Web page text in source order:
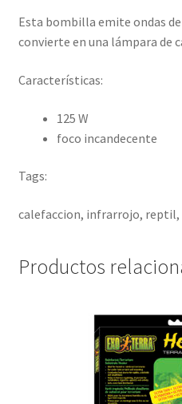
Esta bombilla emite ondas
convierte en una lámpara de
Características:
125 W
foco incandecente
Tags:
calefaccion, infrarrojo, reptil,
Productos